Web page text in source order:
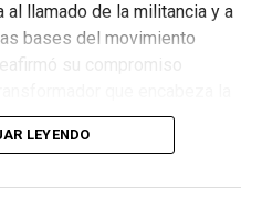
llamado de la militancia y a
bases del movimiento
su compromiso
Sheinbaum Pardo,
del bienestar social
LEYENDO